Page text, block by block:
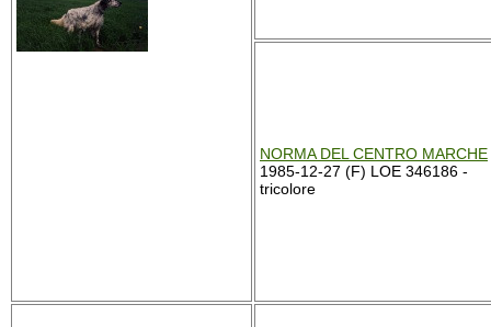
NORMA DEL CENTRO MARCHE
1985-12-27 (F) LOE 346186 -
tricolore